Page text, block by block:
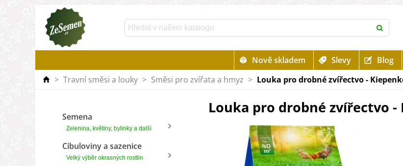
Nově skladem Slevy Blog
> Travní směsi a louky > Směsi pro zvířata a hmyz > Louka pro drobné zvířectvo -
Semena
Zelenina, květiny, bylinky a další
Cibuloviny a sazenice
Velký výběr okrasných rostlin
Louka pro drobné zvířectvo